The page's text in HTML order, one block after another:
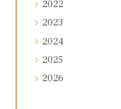
2022
2023
2024
2025
2026